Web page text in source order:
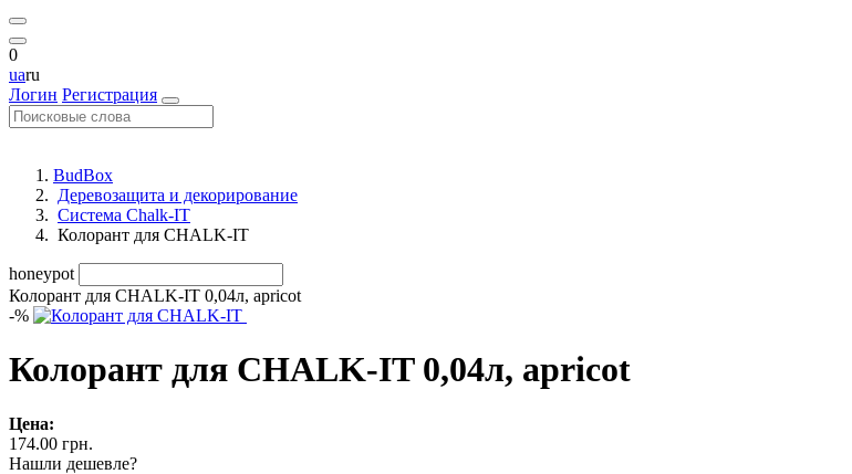
0
uaru
Логин Регистрация
BudBox
Деревозащита и декорирование
Система Chalk-IT
Колорант для CHALK-IT
honeypot
Колорант для CHALK-IT 0,04л, apricot
-%
Колорант для CHALK-IT 0,04л, apricot
Цена:
174.00 грн.
Нашли дешевле?